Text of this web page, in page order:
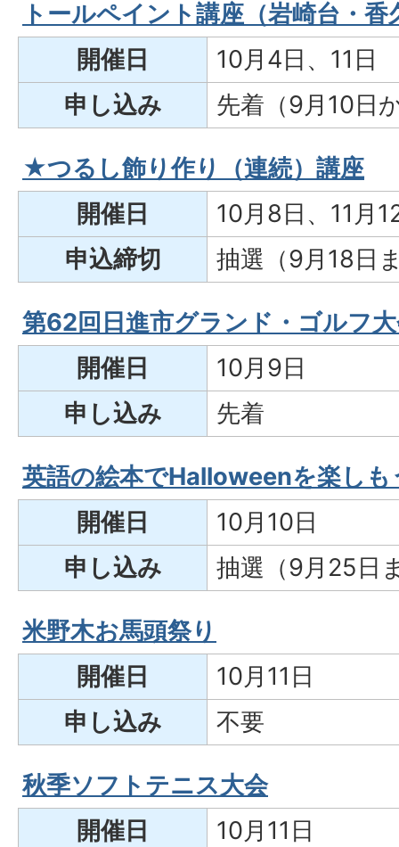
トールペイント講座（岩崎台・香
開催日
10月4日、11日
申し込み
先着（9月10日
★つるし飾り作り（連続）講座
開催日
10月8日、11月
申込締切
抽選（9月18日
第62回日進市グランド・ゴルフ
開催日
10月9日
申し込み
先着
英語の絵本でHalloweenを楽しも
開催日
10月10日
申し込み
抽選（9月25日
米野木お馬頭祭り
開催日
10月11日
申し込み
不要
秋季ソフトテニス大会
開催日
10月11日